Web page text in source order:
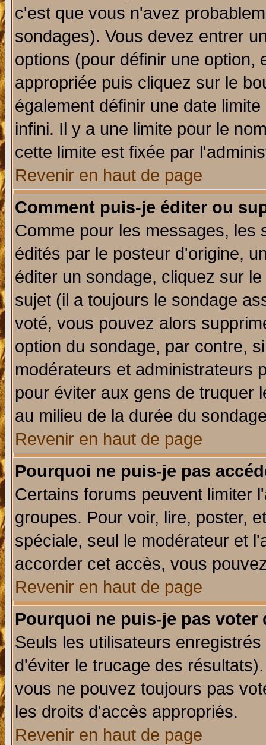
c'est que vous n'avez
sondages). Vous devez entrer
options (pour définir une option,
appropriée puis cliquez sur le
également définir une date
infini. Il y a une limite pour le
cette limite est fixée par
Revenir en haut de page
Comment puis-je éditer ou
Comme pour les messages, les
édités par le posteur d'origine,
éditer un sondage, cliquez sur
sujet (il a toujours le sondage
voté, vous pouvez alors
option du sondage, par contre,
modérateurs et administrateurs
pour éviter aux gens de truquer
au milieu de la durée du
Revenir en haut de page
Pourquoi ne puis-je pas
Certains forums peuvent limiter
groupes. Pour voir, lire, poster,
spéciale, seul le modérateur et
accorder cet accès, vous
Revenir en haut de page
Pourquoi ne puis-je pas voter
Seuls les utilisateurs
d'éviter le trucage des
vous ne pouvez toujours pas
les droits d'accès appropriés.
Revenir en haut de page